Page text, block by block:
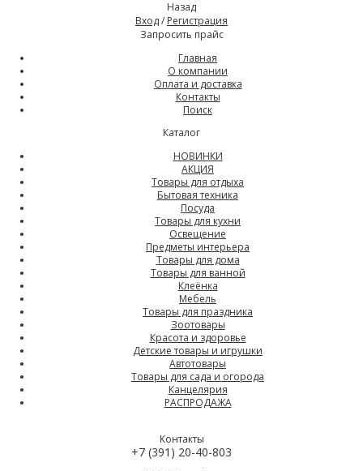
Назад
Вход/ Регистрация
Запросить прайс
Главная
О компании
Оплата и доставка
Контакты
Поиск
Каталог
НОВИНКИ
АКЦИЯ
Товары для отдыха
Бытовая техника
Посуда
Товары для кухни
Освещение
Предметы интерьера
Товары для дома
Товары для ванной
Клеёнка
Мебель
Товары для праздника
Зоотовары
Красота и здоровье
Детские товары и игрушки
Автотовары
Товары для сада и огорода
Канцелярия
РАСПРОДАЖА
Контакты
+7 (391) 20-40-803